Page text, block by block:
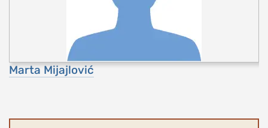
Marta Mijajlović